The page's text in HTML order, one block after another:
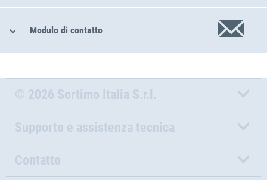
Modulo di contatto
© 2026 Sortimo Italia S.r.l.
Supporto e assistenza tecnica
Contatto